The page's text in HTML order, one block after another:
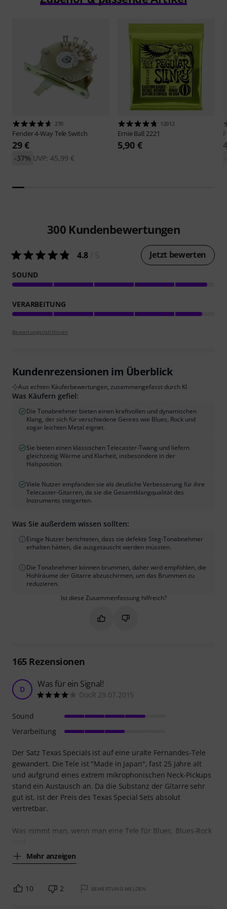
270
Fender4-Way Tele Switch
29 €
UVP: 45,99 €
-37%
12012
Ernie Ball 2221
5,90 €
300 Kundenbewertungen
4.8 Jetzt bewerten
SOUND
VERARBEITUNG
Bewertungsrichtlinien
Kundenrezensionen im Überblick
Aus echten Käuferbewertungen, zusammengefasst durch KI
Was Käufern gefiel:
Die Tonabnehmer bieten einen kraftvollen und dynamischen
Klang, der sich für verschiedene Genres wie Blues, Rock und
sogar leichten Metal eignet.
Sie bieten einen klassischen Telecaster-Twang und liefern
gleichzeitig Wärme und Klarheit, insbesondere in der
Halsposition.
Viele Nutzer empfanden sie als deutliche Verbesserung für ihre
Telecaster-Gitarren, da sie die Gesamtklangqualität des
Instruments steigerten.
Was Sie außerdem wissen sollten:
Einige Nutzer berichteten, dass sie defekte Steg-Tonabnehmer
erhalten hätten, die ausgetauscht werden müssten.
Die Tonabnehmer können brummen, daher wird empfohlen, die
Hohlräume der Gitarre abzuschirmen, um das Brummen zu
reduzieren.
Ist diese Zusammenfassung hilfreich?
Markieren Sie diese
Markieren Sie diese
165Rezensionen
D Was für ein Signal!
DocR 29.07.2015
Der Satz Texas Specials ist auf eine uralte Fernandes-Tele
gewandert. Die Tele ist "Made in Japan", fast 25 Jahre alt
und aufgrund eines extrem mikrophonischen Neck-Pickups
stand ein Austausch an. Da die Substanz der Gitarre sehr
gut ist, ist der Preis des Texas Special Sets absolut
vertretbar.
Was nimmt man, wenn man eine Tele für Blues, Blues-Rock
Mehr anzeigen
Sound
Verarbeitung
10 2 BEWERTUNG MELDEN